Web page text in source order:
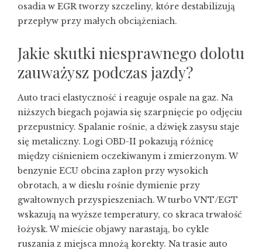
osadia w EGR tworzy szczeliny, które destabilizują
przepływ przy małych obciążeniach.
Jakie skutki niesprawnego dolotu
zauważysz podczas jazdy?
Auto traci elastyczność i reaguje ospale na gaz. Na
niższych biegach pojawia się szarpnięcie po odjęciu
przepustnicy. Spalanie rośnie, a dźwięk zasysu staje
się metaliczny. Logi OBD-II pokazują różnicę
między ciśnieniem oczekiwanym i zmierzonym. W
benzynie ECU obcina zapłon przy wysokich
obrotach, a w dieslu rośnie dymienie przy
gwałtownych przyspieszeniach. W turbo VNT/EGT
wskazują na wyższe temperatury, co skraca trwałość
łożysk. W mieście objawy narastają, bo cykle
ruszania z miejsca mnożą korekty. Na trasie auto